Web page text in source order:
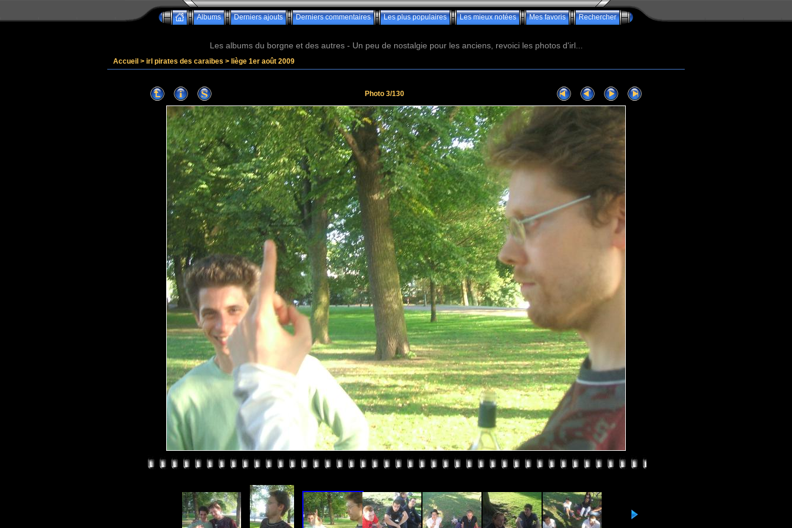
Albums Derniers ajouts Derniers commentaires Les plus populaires Les mieux notées Mes favoris Rechercher
Les albums du borgne et des autres - Un peu de nostalgie pour les anciens, revoici les photos d'irl...
Accueil > irl pirates des caraibes > liège 1er août 2009
Photo 3/130